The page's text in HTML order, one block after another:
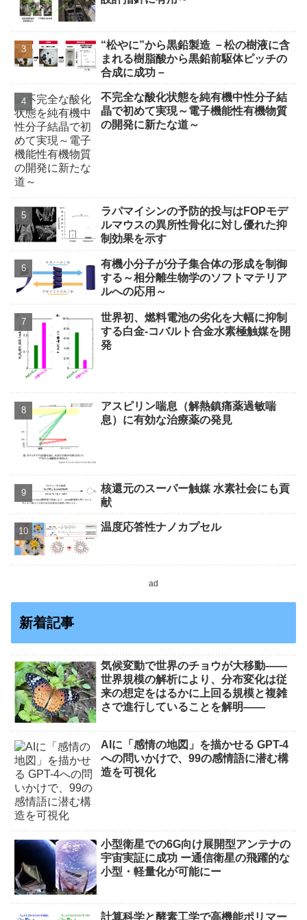
“松やに”から黒鉛製造 －松の樹液に含
まれる樹脂酸から黒鉛前駆体ピッチの
合成に成功－
不完全な酸化状態を純有機中性分子結
晶で初めて実現～電子機能性有機物質
の開発に新たな道～
ラパマイシンの予防的投与はFOPモデ
ルマウスの異所性骨化に対し優れた抑
制効果を示す
有機小分子が分子集合体の形成を制御
する～相分離生物学のソフトマテリア
ルへの応用～
世界初、燃料電池の劣化を大幅に抑制
する白金‐コバルト合金水素極触媒を開
発
アスピリン喘息（解熱鎮痛薬過敏喘
息）に有効な治療薬の発見
核還元のスーパー触媒 水素社会にも貢
献
温度応答性ナノカプセル
ad
新着記事
気候変動で世界のチョウが大移動――
世界規模の解析により、分布変化は従
来の想定をはるかに上回る規模と複雑
さで進行していることを解明――
AIに「感情の地図」を描かせる GPT-4
への問いかけで、99の感情語に潜む構
造を可視化
小型衛星での6G向け展開型アンテナの
宇宙実証に成功 ー通信衛星の飛躍的な
小型・軽量化が可能にー
計算科学と酵素工学で高機能ポリマー